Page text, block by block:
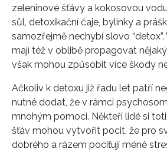
zeleninové šťávy a kokosovou
sůl, detoxikační čaje, bylinky a
samozřejmě nechybí slovo
mají též v oblibě propagovat
však mohou způsobit více škody
Ačkoliv k detoxu již řadu let patří
nutné dodat, že v rámci
mnohým pomoci. Někteří lidé si
šťáv mohou vytvořit pocit, že pro
dobrého a rázem pociťují méně